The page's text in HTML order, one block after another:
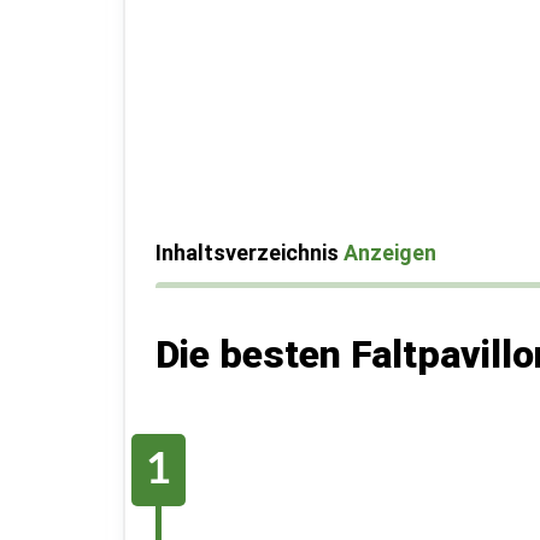
Inhaltsverzeichnis Anzeigen
Die besten